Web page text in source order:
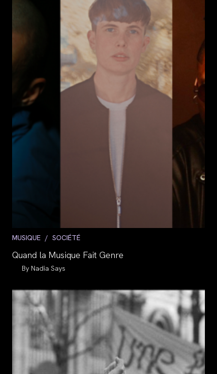
Post
MUSIQUE / SOCIÉTÉ
Quand la Musique Fait Genre
Auteur/autrice
la
publication :
Nadia Says